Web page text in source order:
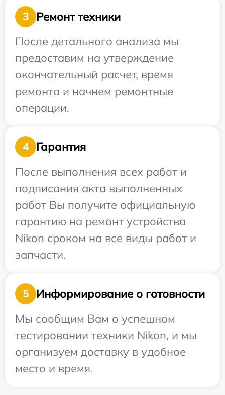
3
Ремонт техники
После детального анализа мы
предоставим на утверждение
окончательный расчет, время
ремонта и начнем ремонтные
операции.
4
Гарантия
После выполнения всех работ и
подписания акта выполненных
работ Вы получите официальную
гарантию на ремонт устройства
Nikon сроком на все виды работ и
запчасти.
5
Информирование о готовности
Мы сообщим Вам о успешном
тестировании техники Nikon, и мы
организуем доставку в удобное
место и время.